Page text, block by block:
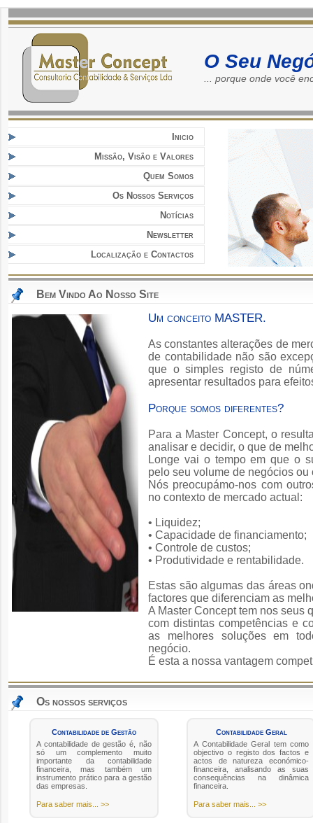
O Seu
... porque onde você
Inicio
Missão, Visão e Valores
Quem Somos
Os Nossos Serviços
Notícias
Newsletter
Localização e Contactos
Bem Vindo Ao Nosso Site
Um conceito MASTER.
As constantes alterações de
de contabilidade não são
que o simples registo de
apresentar resultados para
Porque somos diferentes?
Para a Master Concept, o
analisar e decidir, o que de
Longe vai o tempo em que o
pelo seu volume de negócios
Nós preocupámo-nos com
no contexto de mercado actual:
• Liquidez;
• Capacidade de financiamento;
• Controle de custos;
• Produtividade e rentabilidade.
Estas são algumas das áreas
factores que diferenciam as
A Master Concept tem nos seus
com distintas competências e
as melhores soluções em
negócio.
É esta a nossa vantagem
Os nossos serviços
Contabilidade de Gestão
A contabilidade de gestão é, não
só um complemento muito
importante da contabilidade
financeira, mas também um
instrumento prático para a gestão
das empresas.
Para saber mais... >>
Contabilidade Geral
A Contabilidade Geral tem como
objectivo o registo dos factos e
actos de natureza económico-
financeira, analisando as suas
consequências na dinâmica
financeira.
Para saber mais... >>